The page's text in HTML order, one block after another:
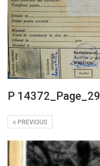
P 14372_Page_29
PREVIOUS